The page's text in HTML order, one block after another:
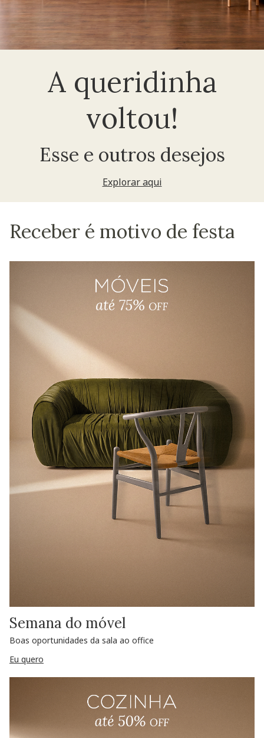
A queridinha
voltou!
Esse e outros desejos
Explorar aqui
Receber é motivo de festa
Semana do móvel
Boas oportunidades da sala ao office
Eu quero